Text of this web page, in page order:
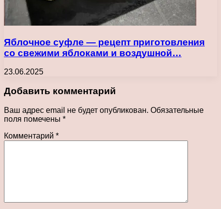
Яблочное суфле — рецепт приготовления
со свежими яблоками и воздушной…
23.06.2025
Добавить комментарий
Ваш адрес email не будет опубликован. Обязательные
поля помечены *
Комментарий *